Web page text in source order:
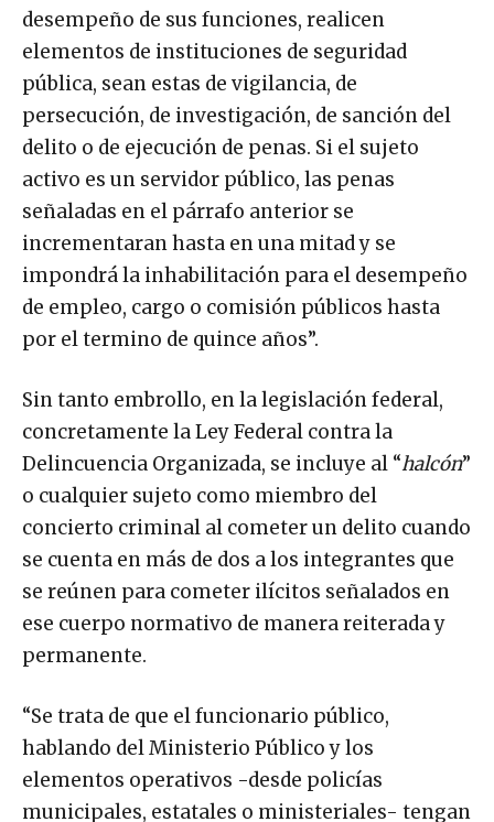
desempeño de sus funciones, realicen
elementos de instituciones de seguridad
pública, sean estas de vigilancia, de
persecución, de investigación, de sanción del
delito o de ejecución de penas. Si el sujeto
activo es un servidor público, las penas
señaladas en el párrafo anterior se
incrementaran hasta en una mitad y se
impondrá la inhabilitación para el desempeño
de empleo, cargo o comisión públicos hasta
por el termino de quince años”.
Sin tanto embrollo, en la legislación federal,
concretamente la Ley Federal contra la
Delincuencia Organizada, se incluye al “halcón”
o cualquier sujeto como miembro del
concierto criminal al cometer un delito cuando
se cuenta en más de dos a los integrantes que
se reúnen para cometer ilícitos señalados en
ese cuerpo normativo de manera reiterada y
permanente.
“Se trata de que el funcionario público,
hablando del Ministerio Público y los
elementos operativos -desde policías
municipales, estatales o ministeriales- tengan